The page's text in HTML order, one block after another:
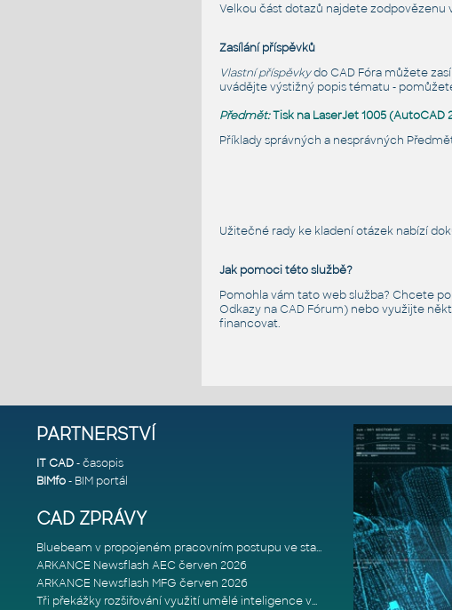
Velkou část dotazů najdete zodpovězenu
Zasílání příspěvků
Vlastní příspěvkydo CAD Fóra můžete
uvádějte výstižný popis tématu -
Předmět:Tisk na LaserJet 1005 (AutoCAD
Příklady správných a nesprávných
Užitečné rady ke kladení otázek nabízí
Jak pomoci této službě?
Pomohla vám tato web služba? Chcete
Odkazy na CAD Fórum) nebo využijte
financovat.
PARTNERSTVÍ
IT CAD- časopis
BIMfo- BIM portál
CAD ZPRÁVY
Bluebeam v propojeném pracovním postupu ve stavebnictví: Proč je int
ARKANCE Newsflash AEC červen 2026
ARKANCE Newsflash MFG červen 2026
Tři překážky rozšiřování využití umělé inteligence ve stavebním prům